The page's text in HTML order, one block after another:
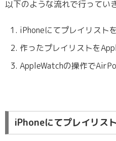
以下のような流れで行ってい
iPhoneにてプレイリスト
作ったプレイリストを
AppleWatchの操作で
iPhoneにてプレイリス